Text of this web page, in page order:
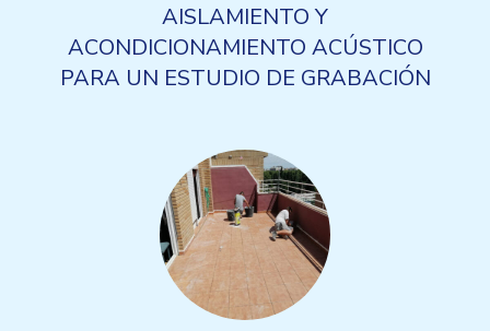
AISLAMIENTO Y
ACONDICIONAMIENTO ACÚSTICO
PARA UN ESTUDIO DE GRABACIÓN